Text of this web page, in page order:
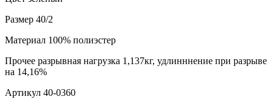
Размер 40/2
Материал 100% полиэстер
Прочее разрывная нагрузка 1,137кг, удлинннение при разрыве
на 14,16%
Артикул 40-0360